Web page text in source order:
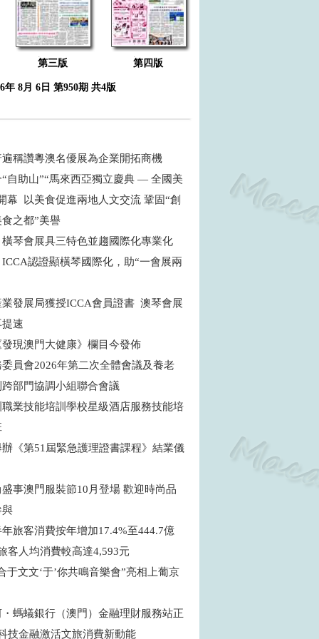
第三版 第四版
年 8月 6日 第950期 共4版
稱讚粵澳名優展為企業開拓商機
自助山”“馬來西亞獨立慶典 — 全國美
幕 以美食促進兩地人文交流 鞏固“創
之都”美譽
琴會展具三特色並趨國際化專業化
認證顯橫琴國際化，助“一會展兩
發展局獲授ICCA會員證書 澳琴會展
速
現澳門大健康》欄目今發佈
員會2026年第二次全體會議及養老
部門協調小組聯合會議
業技能培訓學校星級酒店服務技能培
《第51屆緊急護理證書課程》結業儀
事澳門服裝節10月登場 歡迎時尚品
與
旅客消費按年增加17.4%至444.7億
客人均消費較高達4,593元
于文文‘于’你共鳴音樂會”亮相上葡京
螞蟻銀行（澳門）金融理財服務站正
技金融激活文旅消費新動能